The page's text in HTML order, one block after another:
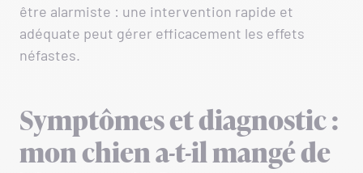
être alarmiste : une intervention rapide et
adéquate peut gérer efficacement les effets
néfastes.
Symptômes et diagnostic :
mon chien a-t-il mangé de